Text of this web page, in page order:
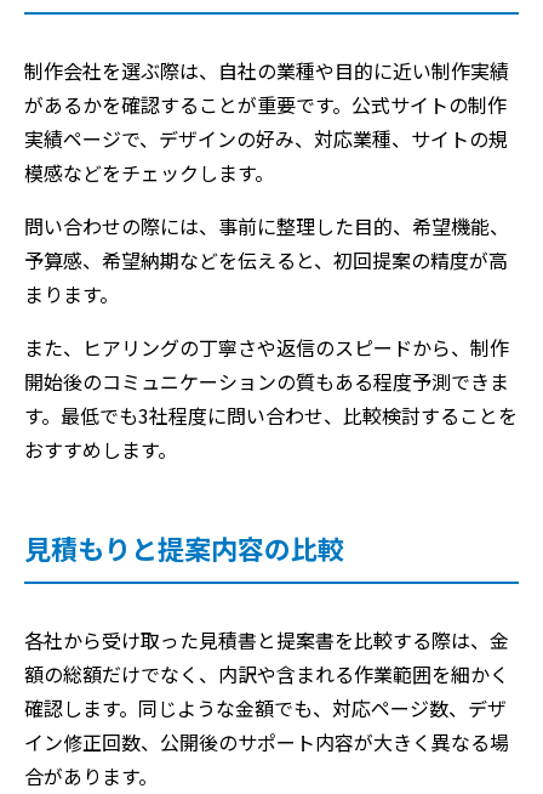
制作会社を選ぶ際は、自社の業種や目的に近い制作実績
があるかを確認することが重要です。公式サイトの制作
実績ページで、デザインの好み、対応業種、サイトの規
模感などをチェックします。
問い合わせの際には、事前に整理した目的、希望機能、
予算感、希望納期などを伝えると、初回提案の精度が高
まります。
また、ヒアリングの丁寧さや返信のスピードから、制作
開始後のコミュニケーションの質もある程度予測できま
す。最低でも3社程度に問い合わせ、比較検討することを
おすすめします。
見積もりと提案内容の比較
各社から受け取った見積書と提案書を比較する際は、金
額の総額だけでなく、内訳や含まれる作業範囲を細かく
確認します。同じような金額でも、対応ページ数、デザ
イン修正回数、公開後のサポート内容が大きく異なる場
合があります。